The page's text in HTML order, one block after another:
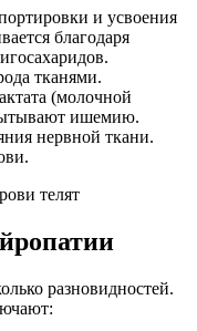
и усвоения
благодаря
тканями.
(молочной
ишемию.
нервной ткани.
разновидностей.